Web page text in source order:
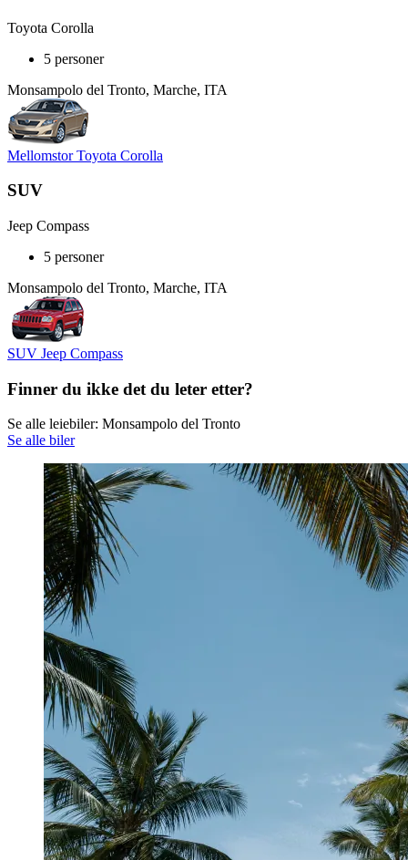
Toyota Corolla
5 personer
Monsampolo del Tronto, Marche, ITA
Mellomstor Toyota Corolla
SUV
Jeep Compass
5 personer
Monsampolo del Tronto, Marche, ITA
SUV Jeep Compass
Finner du ikke det du leter etter?
Se alle leiebiler: Monsampolo del Tronto
Se alle biler